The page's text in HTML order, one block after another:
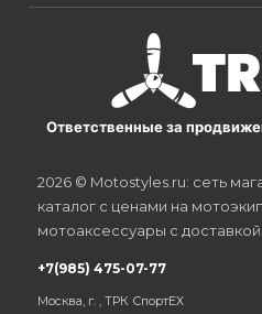
Ответственные за
2026 © Motostyles.ru: сеть
каталог с ценами на
мотоаксессуары с доставкой
+7(985) 475-07-77
Москва, г. , ТРК СпортЕХ